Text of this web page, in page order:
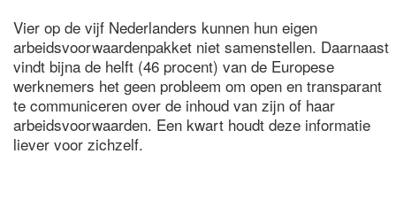
Vier op de vijf Nederlanders kunnen hun eigen
arbeidsvoorwaardenpakket niet samenstellen. Daarnaast
vindt bijna de helft (46 procent) van de Europese
werknemers het geen probleem om open en transparant
te communiceren over de inhoud van zijn of haar
arbeidsvoorwaarden. Een kwart houdt deze informatie
liever voor zichzelf.